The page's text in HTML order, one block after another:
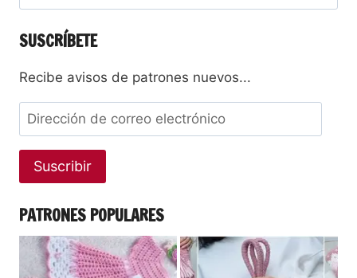
SUSCRÍBETE
Recibe avisos de patrones nuevos...
Suscribir
PATRONES POPULARES